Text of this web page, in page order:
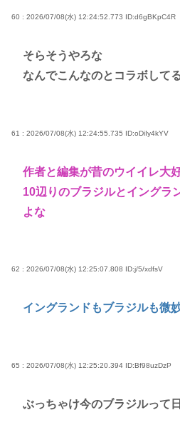
60 : 2026/07/08(水) 12:24:52.773 ID:d6gBKpC4R
そらそうやろな
なんでこんなのとコラボして
61 : 2026/07/08(水) 12:24:55.735 ID:oDiIy4kYV
作者と編集が昔のウイイレ大
10辺りのブラジルとイングラ
よな
62 : 2026/07/08(水) 12:25:07.808 ID:j/5/xdfsV
イングランドもブラジルも微
65 : 2026/07/08(水) 12:25:20.394 ID:Bf98uzDzP
ぶっちゃけ今のブラジルって